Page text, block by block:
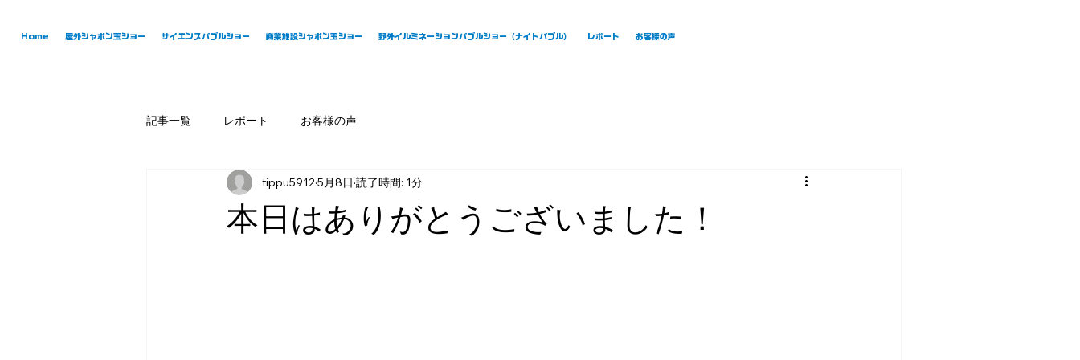
Home 屋外シャボン玉ショー サイエンスバブルショー 商業施設シャボン玉ショー 野外イルミネーションバブルショー（ナイトバブル） レポート お客様の声
記事一覧 レポート お客様の声
本日はありがとうございました！
tippu5912 5月8日 読了時間: 1分